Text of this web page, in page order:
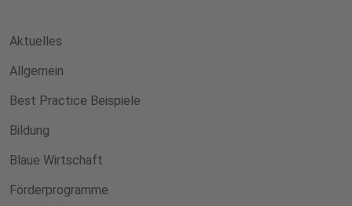
Aktuelles
Allgemein
Best Practice Beispiele
Bildung
Blaue Wirtschaft
Förderprogramme